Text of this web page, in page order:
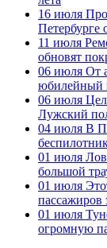
16 июля
Петербурге
11 июля
обновят
06 июля От
юбилейный
06 июля
Лужский
04 июля В
01 июля
большой
01 июля
пассажиров
01 июля
огромную